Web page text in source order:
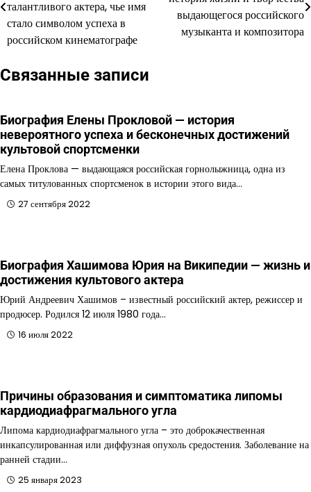
записям
талантливого актера, чье имя
стало символом успеха в
российском кинематографе
выдающегося российского
музыканта и композитора
Связанные записи
Биография Елены Прокловой — история
невероятного успеха и бесконечных достижений
культовой спортсменки
Елена Проклова — выдающаяся российская горнолыжница, одна из
самых титулованных спортсменок в истории этого вида…
27 сентября 2022
Биография Хашимова Юрия на Википедии — жизнь и
достижения культового актера
Юрий Андреевич Хашимов – известный российский актер, режиссер и
продюсер. Родился 12 июля 1980 года…
16 июля 2022
Причины образования и симптоматика липомы
кардиодиафрагмального угла
Липома кардиодиафрагмального угла – это доброкачественная
инкапсулированная или диффузная опухоль средостения. Заболевание на
ранней стадии…
25 января 2023